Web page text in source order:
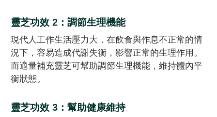
靈芝功效 2：調節生理機能
現代人工作生活壓力大，在飲食與作息不正常的情
況下，容易造成代謝失衡，影響正常的生理作用。
而適量補充靈芝可幫助調節生理機能，維持體內平
衡狀態。
靈芝功效 3：幫助健康維持